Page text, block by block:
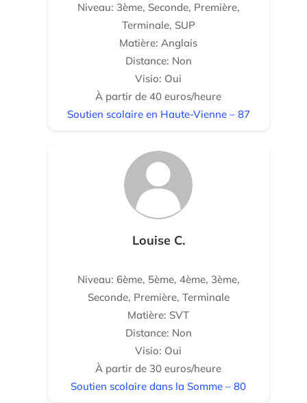
Niveau: 3ème, Seconde, Première,
Terminale, SUP
Matière: Anglais
Distance: Non
Visio: Oui
À partir de 40 euros/heure
Soutien scolaire en Haute-Vienne – 87
Louise C.
Niveau: 6ème, 5ème, 4ème, 3ème,
Seconde, Première, Terminale
Matière: SVT
Distance: Non
Visio: Oui
À partir de 30 euros/heure
Soutien scolaire dans la Somme – 80